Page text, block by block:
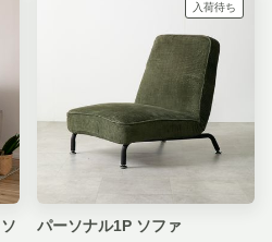
入荷待ち
パーソナル1P ソファ